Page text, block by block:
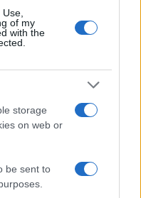
of my
with the
storage
on web or
be sent to
material, polnilo in
kmetom zaradi
dogodkov do
evrov sredstev
- Območje Orlice